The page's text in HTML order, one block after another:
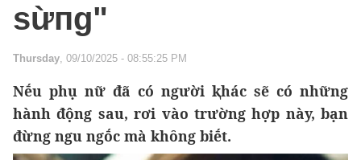
sừпg"
Thursday, 09/10/2025 - 08:55:25 PM
Nḗu phụ nữ đã có người ⱪhác sẽ có những
hành động sau, rơi vào trường hợp này, bạn
đừng ngu ngṓc mà khȏng biḗt.